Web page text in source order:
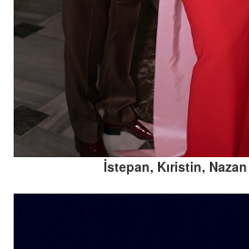
İstepan, Kıristin,